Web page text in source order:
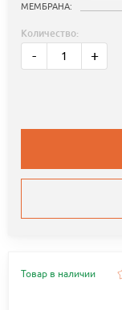
МЕМБРАНА:
Количество:
- +
Товар в наличии